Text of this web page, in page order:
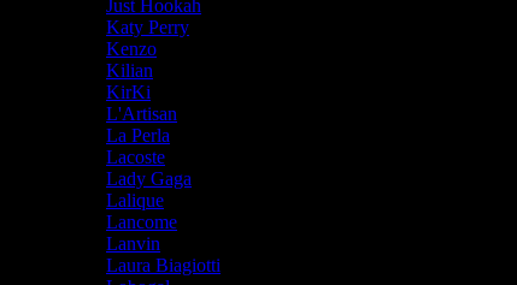
Just Hookah
Katy Perry
Kenzo
Kilian
KirKi
L'Artisan
La Perla
Lacoste
Lady Gaga
Lalique
Lancome
Lanvin
Laura Biagiotti